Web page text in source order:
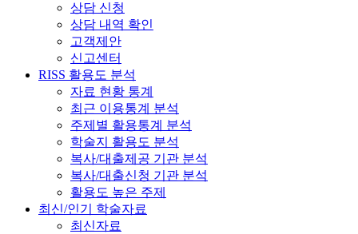
상담 신청
상담 내역 확인
고객제안
신고센터
RISS 활용도 분석
자료 현황 통계
최근 이용통계 분석
주제별 활용통계 분석
학술지 활용도 분석
복사/대출제공 기관 분석
복사/대출신청 기관 분석
활용도 높은 주제
최신/인기 학술자료
최신자료